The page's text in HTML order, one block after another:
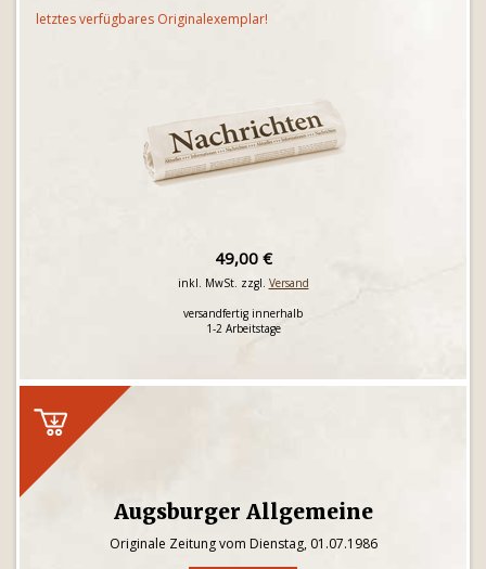
letztes verfügbares Originalexemplar!
49,00 €
inkl. MwSt. zzgl. Versand
versandfertig innerhalb
1-2 Arbeitstage
Augsburger Allgemeine
Originale Zeitung vom Dienstag, 01.07.1986